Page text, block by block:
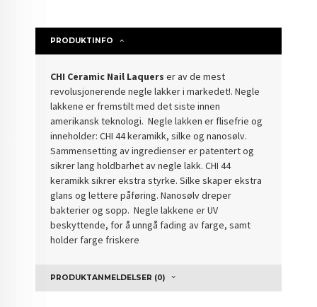
PRODUKTINFO
CHI Ceramic Nail Laquers er av de mest
revolusjonerende negle lakker i markedet!. Negle
lakkene er fremstilt med det siste innen
amerikansk teknologi. Negle lakken er flisefrie og
inneholder: CHI 44 keramikk, silke og nanosølv.
Sammensetting av ingredienser er patentert og
sikrer lang holdbarhet av negle lakk. CHI 44
keramikk sikrer ekstra styrke. Silke skaper ekstra
glans og lettere påføring. Nanosølv dreper
bakterier og sopp. Negle lakkene er UV
beskyttende, for å unngå fading av farge, samt
holder farge friskere
PRODUKTANMELDELSER (0)